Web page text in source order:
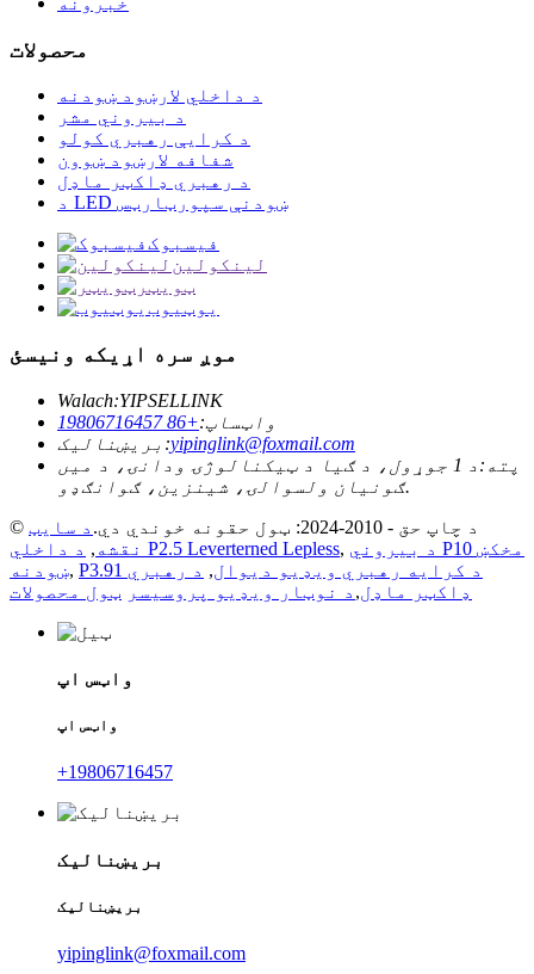
محصولات
د داخلي لارښود ښودنه
د بیروني مشر
د کرایې رهبري کولو
شفافه لارښود ښوون
د رهبري ډاکټر ماډل
د LED ښودنې سپورټارټس
فیسبوک
لینکولین
ټویټر
یوټیوب
موږ سره اړیکه ونیسئ
Walach:YIPSELLINK
واټساپ:+86 19806716457
بریښنالیک:yipinglink@foxmail.com
پته:
د 1 جوړول، د ګیا د ټیکنالوژۍ ودانۍ، د میں
ګونیان ولسوالۍ، شینزین، ګوانګډو.
© د چاپ حق - 2010-2024: ټول حقونه خوندي دي.
د سایټ
نقشه , د داخلي P2.5 Leverterned Lepless, د بیروني P10 مخکښ
ښودنه, P3.91 د کرایه رهبري ویډیو دیوال, د رهبري
ډاکټر ماډل, د نوټار ویډیو پروسیسر ټول محصولات
واټس اپ
واټس اپ
+19806716457
بریښنالیک
بریښنالیک
yipinglink@foxmail.com